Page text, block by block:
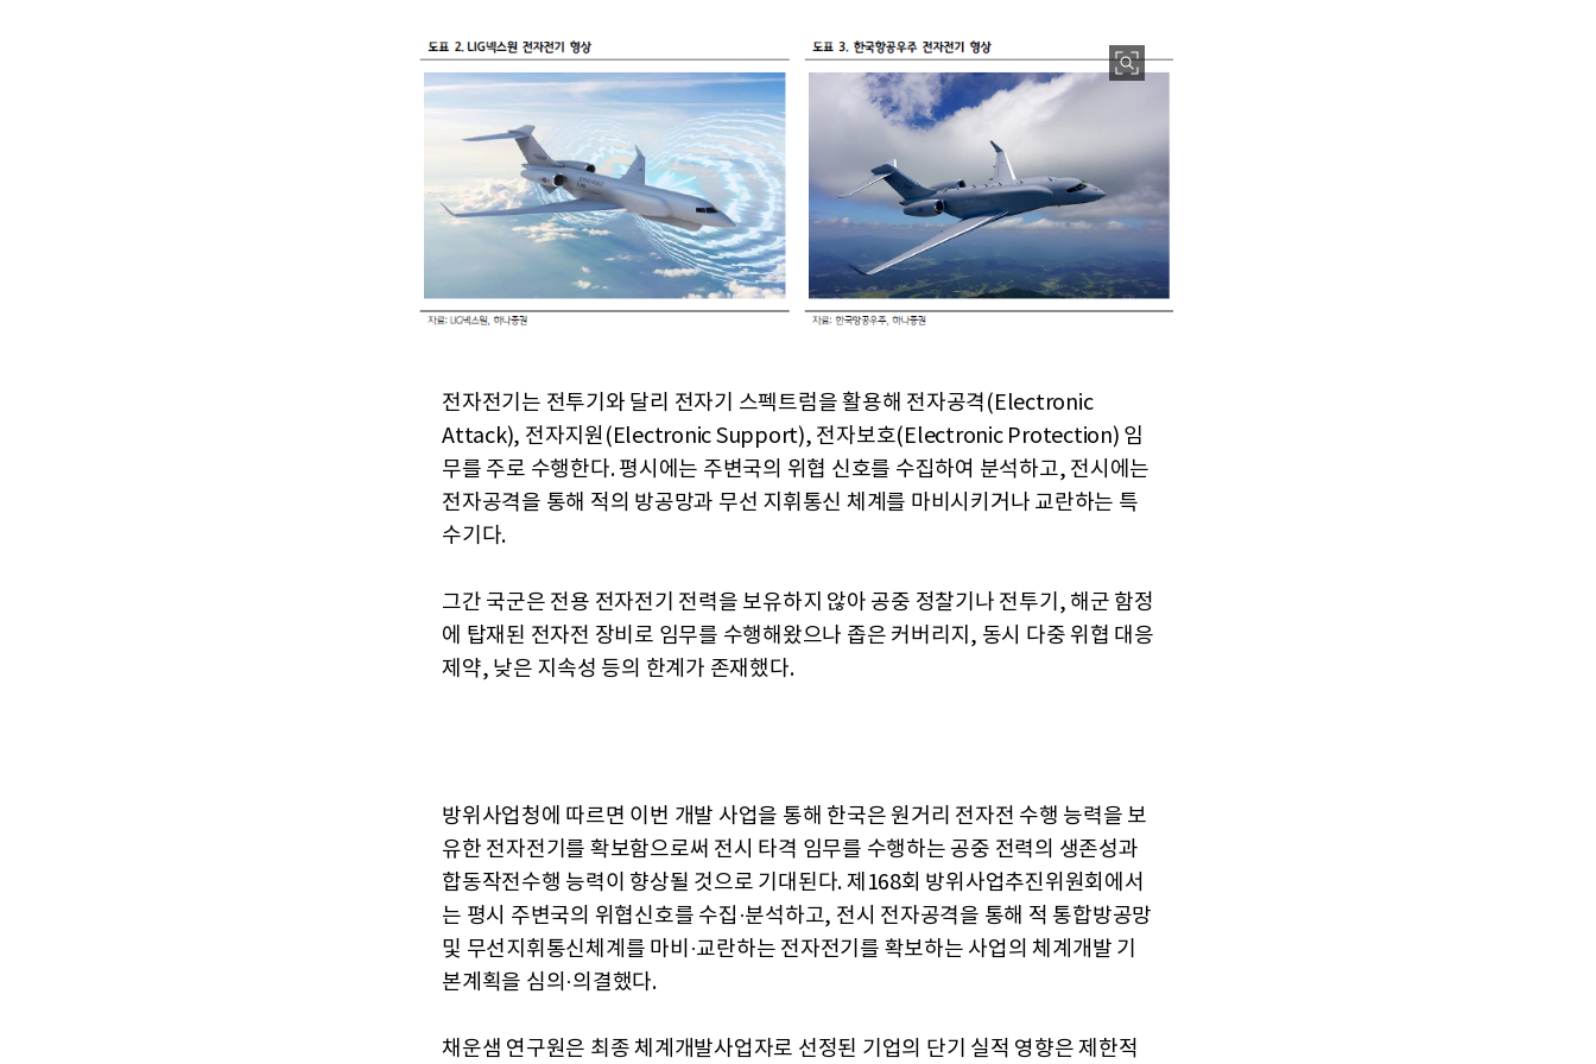
전자전기는 전투기와 달리 전자기 스펙트럼을 활용해 전자공격(Electronic
Attack), 전자지원(Electronic Support), 전자보호(Electronic Protection) 임
무를 주로 수행한다. 평시에는 주변국의 위협 신호를 수집하여 분석하고, 전시에는
전자공격을 통해 적의 방공망과 무선 지휘통신 체계를 마비시키거나 교란하는 특
수기다.
그간 국군은 전용 전자전기 전력을 보유하지 않아 공중 정찰기나 전투기, 해군 함정
에 탑재된 전자전 장비로 임무를 수행해왔으나 좁은 커버리지, 동시 다중 위협 대응
제약, 낮은 지속성 등의 한계가 존재했다.
방위사업청에 따르면 이번 개발 사업을 통해 한국은 원거리 전자전 수행 능력을 보
유한 전자전기를 확보함으로써 전시 타격 임무를 수행하는 공중 전력의 생존성과
합동작전수행 능력이 향상될 것으로 기대된다. 제168회 방위사업추진위원회에서
는 평시 주변국의 위협신호를 수집·분석하고, 전시 전자공격을 통해 적 통합방공망
및 무선지휘통신체계를 마비·교란하는 전자전기를 확보하는 사업의 체계개발 기
본계획을 심의·의결했다.
채운샘 연구원은 최종 체계개발사업자로 선정된 기업의 단기 실적 영향은 제한적